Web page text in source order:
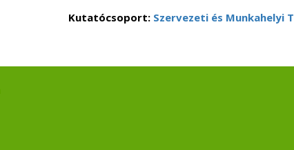
Kutatócsoport: Szervezeti és Munkahelyi